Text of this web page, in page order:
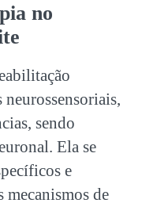
no
sendo
Ela se
e
de